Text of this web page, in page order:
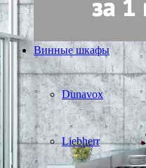
Винные шкафы
Dunavox
Liebherr